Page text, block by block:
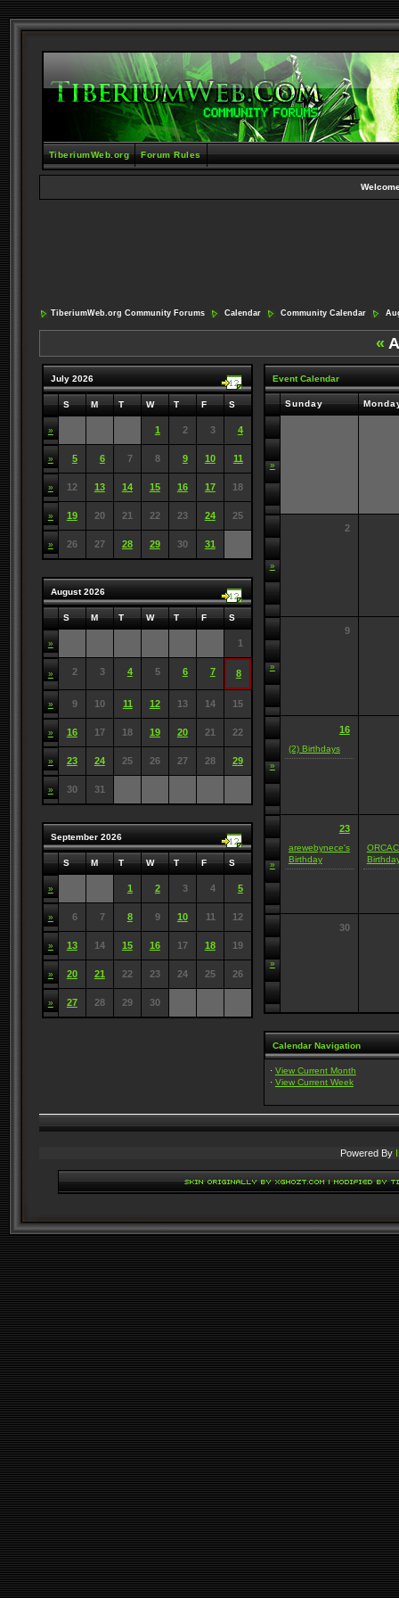
TiberiumWeb.org Forum Rules
TiberiumWeb.org Community Forums Calendar Community Calendar
«
July 2026
S M T W T F S
» 1 2 3 4
» 5 6 7 8 9 10 11
» 12 13 14 15 16 17 18
» 19 20 21 22 23 24 25
» 26 27 28 29 30 31
August 2026
S M T W T F S
» 1
» 2 3 4 5 6 7 8
» 9 10 11 12 13 14 15
» 16 17 18 19 20 21 22
» 23 24 25 26 27 28 29
» 30 31
September 2026
S M T W T F S
» 1 2 3 4 5
» 6 7 8 9 10 11 12
» 13 14 15 16 17 18 19
» 20 21 22 23 24 25 26
» 27 28 29 30
Event Calendar
Sunday
»
»
2
»
9
»
16
(2) Birthdays
»
23
arewebynece's
Birthday
»
30
Calendar Navigation
· View Current Month
· View Current Week
Powered By